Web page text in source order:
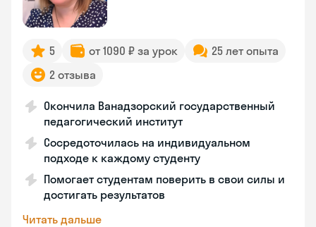
5 от 1090 ₽ за урок
25 лет опыта
2 отзыва
Окончила Ванадзорский государственный
педагогический институт
Сосредоточилась на индивидуальном
подходе к каждому студенту
Помогает студентам поверить в свои силы и
достигать результатов
Читать дальше